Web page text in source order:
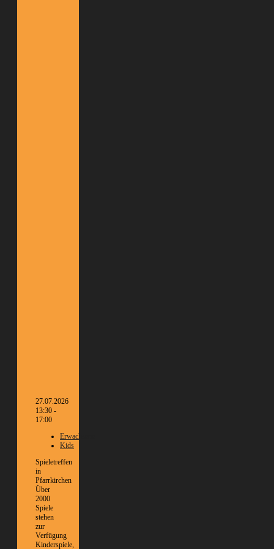
27.07.2026
13:30 -
17:00
Erwachsene
Kids
Spieletreffen
in
Pfarrkirchen
Über
2000
Spiele
stehen
zur
Verfügung
Kinderspiele,